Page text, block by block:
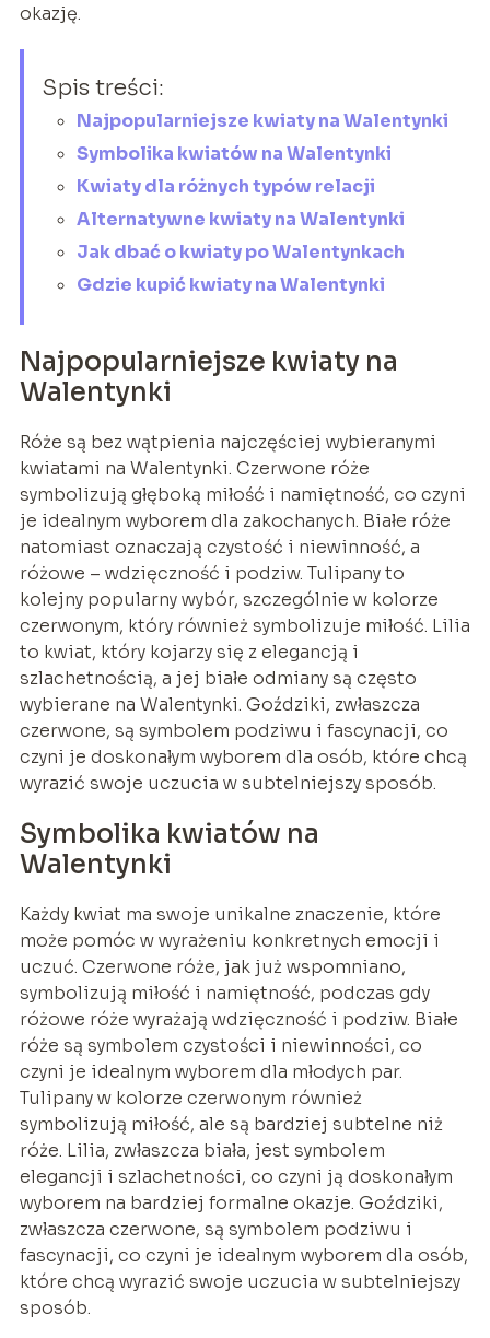
okazję.
Spis treści:
Najpopularniejsze kwiaty na Walentynki
Symbolika kwiatów na Walentynki
Kwiaty dla różnych typów relacji
Alternatywne kwiaty na Walentynki
Jak dbać o kwiaty po Walentynkach
Gdzie kupić kwiaty na Walentynki
Najpopularniejsze kwiaty na
Walentynki
Róże są bez wątpienia najczęściej wybieranymi
kwiatami na Walentynki. Czerwone róże
symbolizują głęboką miłość i namiętność, co czyni
je idealnym wyborem dla zakochanych. Białe róże
natomiast oznaczają czystość i niewinność, a
różowe – wdzięczność i podziw. Tulipany to
kolejny popularny wybór, szczególnie w kolorze
czerwonym, który również symbolizuje miłość. Lilia
to kwiat, który kojarzy się z elegancją i
szlachetnością, a jej białe odmiany są często
wybierane na Walentynki. Goździki, zwłaszcza
czerwone, są symbolem podziwu i fascynacji, co
czyni je doskonałym wyborem dla osób, które chcą
wyrazić swoje uczucia w subtelniejszy sposób.
Symbolika kwiatów na
Walentynki
Każdy kwiat ma swoje unikalne znaczenie, które
może pomóc w wyrażeniu konkretnych emocji i
uczuć. Czerwone róże, jak już wspomniano,
symbolizują miłość i namiętność, podczas gdy
różowe róże wyrażają wdzięczność i podziw. Białe
róże są symbolem czystości i niewinności, co
czyni je idealnym wyborem dla młodych par.
Tulipany w kolorze czerwonym również
symbolizują miłość, ale są bardziej subtelne niż
róże. Lilia, zwłaszcza biała, jest symbolem
elegancji i szlachetności, co czyni ją doskonałym
wyborem na bardziej formalne okazje. Goździki,
zwłaszcza czerwone, są symbolem podziwu i
fascynacji, co czyni je idealnym wyborem dla osób,
które chcą wyrazić swoje uczucia w subtelniejszy
sposób.